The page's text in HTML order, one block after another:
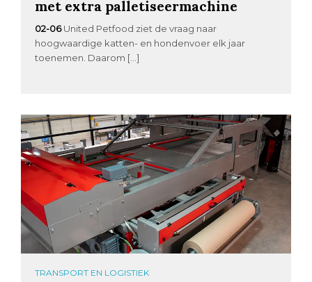
met extra palletiseermachine
02-06 United Petfood ziet de vraag naar
hoogwaardige katten- en hondenvoer elk jaar
toenemen. Daarom […]
TRANSPORT EN LOGISTIEK